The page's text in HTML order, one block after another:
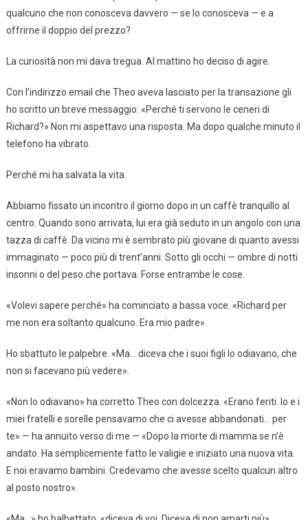
qualcuno che non conosceva davvero — se lo conosceva — e a
offrirne il doppio del prezzo?
La curiosità non mi dava tregua. Al mattino ho deciso di agire.
Con l’indirizzo email che Theo aveva lasciato per la transazione gli
ho scritto un breve messaggio: «Perché ti servono le ceneri di
Richard?» Non mi aspettavo una risposta. Ma dopo qualche minuto il
telefono ha vibrato.
Perché mi ha salvata la vita.
Abbiamo fissato un incontro il giorno dopo in un caffè tranquillo al
centro. Quando sono arrivata, lui era già seduto in un angolo con una
tazza di caffè. Da vicino mi è sembrato più giovane di quanto avessi
immaginato — poco più di trent’anni. Sotto gli occhi — ombre di notti
insonni o del peso che portava. Forse entrambe le cose.
«Volevi sapere perché» ha cominciato a bassa voce. «Richard per
me non era soltanto qualcuno. Era mio padre».
Ho sbattuto le palpebre. «Ma… diceva che i suoi figli lo odiavano, che
non si facevano più vedere».
«Non lo odiavano» ha corretto Theo con dolcezza. «Erano feriti. Io e i
miei fratelli e sorelle pensavamo che ci avesse abbandonati… per
te» — ha annuito verso di me — «Dopo la morte di mamma se n’è
andato. Ha semplicemente fatto le valigie e iniziato una nuova vita.
E noi eravamo bambini. Credevamo che avesse scelto qualcun altro
al posto nostro».